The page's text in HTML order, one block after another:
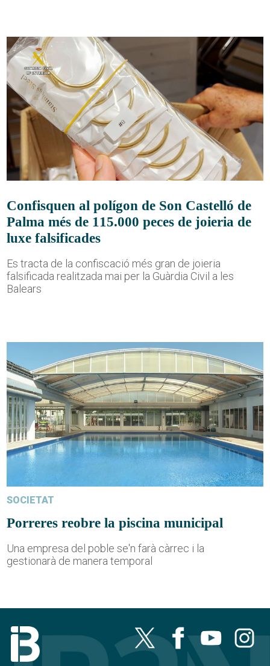
Confisquen al polígon de Son Castelló de
Palma més de 115.000 peces de joieria de
luxe falsificades
Es tracta de la confiscació més gran de joieria
falsificada realitzada mai per la Guàrdia Civil a les
Balears
SOCIETAT
Porreres reobre la piscina municipal
Una empresa del poble se'n farà càrrec i la
gestionarà de manera temporal